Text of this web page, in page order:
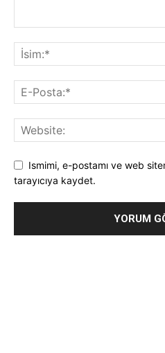
Ismimi, e-postamı ve web
tarayıcıya kaydet.